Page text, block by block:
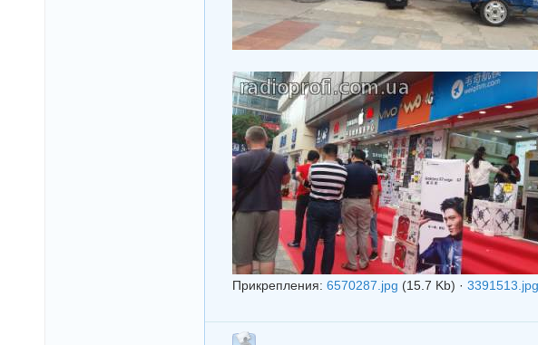
Прикрепления: 6570287.jpg (15.7 Kb) · 3391513.jpg